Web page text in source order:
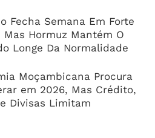
Fecha Semana Em Forte
Mas Hormuz Mantém O
Longe Da Normalidade
Moçambicana Procura
em 2026, Mas Crédito,
Divisas Limitam